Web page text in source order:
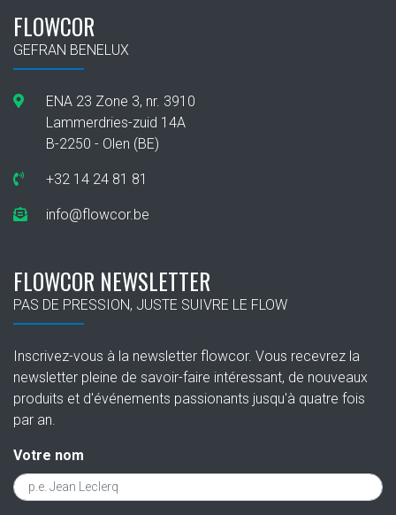
FLOWCOR
GEFRAN BENELUX
ENA 23 Zone 3, nr. 3910
Lammerdries-zuid 14A
B-2250 - Olen (BE)
+32 14 24 81 81
info@flowcor.be
FLOWCOR NEWSLETTER
PAS DE PRESSION, JUSTE SUIVRE LE FLOW
Inscrivez-vous à la newsletter flowcor. Vous recevrez la
newsletter pleine de savoir-faire intéressant, de nouveaux
produits et d'événements passionants jusqu'à quatre fois
par an.
Votre nom